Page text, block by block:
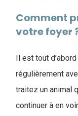
Comment
votre foyer
Il est tout
régulièrement
traitez un animal
continuer à en